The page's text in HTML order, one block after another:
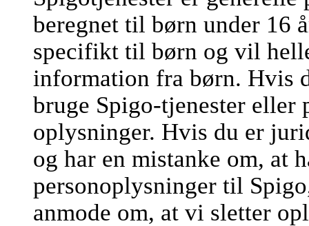
beregnet til børn under 16
specifikt til børn og vil
information fra børn. Hvis
bruge Spigo-tjenester eller
oplysninger. Hvis du er
og har en mistanke om, at
personoplysninger til
anmode om, at vi sletter